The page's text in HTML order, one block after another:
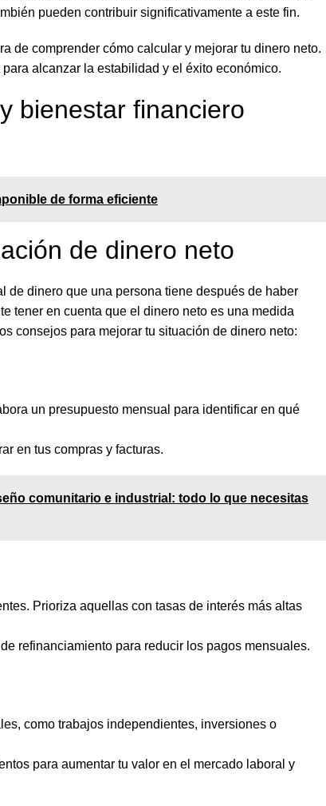
pueden contribuir significativamente a este fin.
de comprender cómo calcular y mejorar tu dinero neto.
alcanzar la estabilidad y el éxito económico.
bienestar financiero
de forma eficiente
de dinero neto
de dinero que una persona tiene después de haber
tener en cuenta que el dinero neto es una medida
consejos para mejorar tu situación de dinero neto:
un presupuesto mensual para identificar en qué
en tus compras y facturas.
comunitario e industrial: todo lo que necesitas
Prioriza aquellas con tasas de interés más altas
refinanciamiento para reducir los pagos mensuales.
como trabajos independientes, inversiones o
para aumentar tu valor en el mercado laboral y